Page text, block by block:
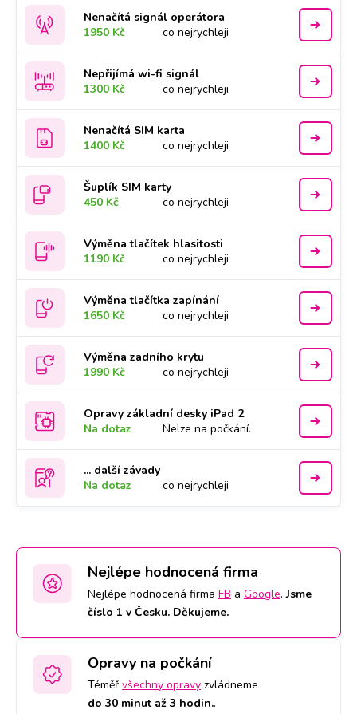
Nenačítá signál operátora
1950 Kč
co nejrychleji
Nepřijímá wi-fi signál
1300 Kč
co nejrychleji
Nenačítá SIM karta
1400 Kč
co nejrychleji
Šuplík SIM karty
450 Kč
co nejrychleji
Výměna tlačítek hlasitosti
1190 Kč
co nejrychleji
Výměna tlačítka zapínání
1650 Kč
co nejrychleji
Výměna zadního krytu
1990 Kč
co nejrychleji
Opravy základní desky iPad 2
Na dotaz
Nelze na počkání.
... další závady
Na dotaz
co nejrychleji
Nejlépe hodnocená firma
Nejlépe hodnocená firma FB a Google.Jsme
číslo 1 v Česku. Děkujeme.
Opravy na počkání
Téměř všechny opravy zvládneme
do 30 minut až 3 hodin..